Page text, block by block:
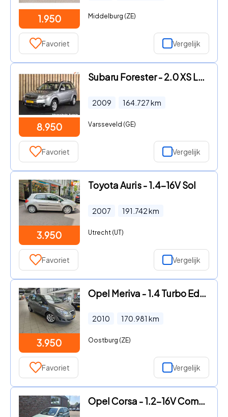
1.950 Middelburg (ZE)
Favoriet Vergelijk
8.950
Subaru Forester - 2.0 XS Luxury AWD Trekhaak Automaat 164dkm Panoramadak Cruis
2009 164.727km
Varsseveld (GE)
Favoriet Vergelijk
3.950
Toyota Auris - 1.4-16V Sol
2007 191.742km
Utrecht (UT)
Favoriet Vergelijk
3.950
Opel Meriva - 1.4 Turbo Edition
2010 170.981 km
Oostburg (ZE)
Favoriet Vergelijk
Opel Corsa - 1.2-16V Comfort